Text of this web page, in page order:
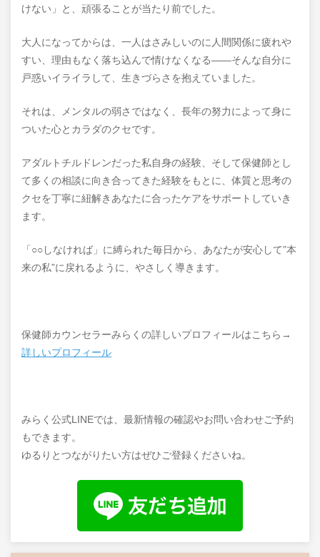
けない」と、頑張ることが当たり前でした。
大人になってからは、一人はさみしいのに人間関係に疲れや
すい、理由もなく落ち込んで情けなくなる――そんな自分に
戸惑いイライラして、生きづらさを抱えていました。
それは、メンタルの弱さではなく、長年の努力によって身に
ついた心とカラダのクセです。
アダルトチルドレンだった私自身の経験、そして保健師とし
て多くの相談に向き合ってきた経験をもとに、体質と思考の
クセを丁寧に紐解きあなたに合ったケアをサポートしていき
ます。
「○○しなければ」に縛られた毎日から、あなたが安心して”本
来の私”に戻れるように、やさしく導きます。
保健師カウンセラーみらくの詳しいプロフィールはこちら→
詳しいプロフィール
みらく公式LINEでは、最新情報の確認やお問い合わせご予約
もできます。
ゆるりとつながりたい方はぜひご登録くださいね。